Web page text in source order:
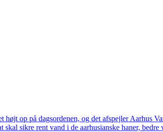
op på dagsordenen, og det afspejler Aarhus
sikre rent vand i de aarhusianske haner,